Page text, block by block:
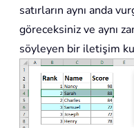
satırların aynı anda
göreceksiniz ve aynı
söyleyen bir iletişim